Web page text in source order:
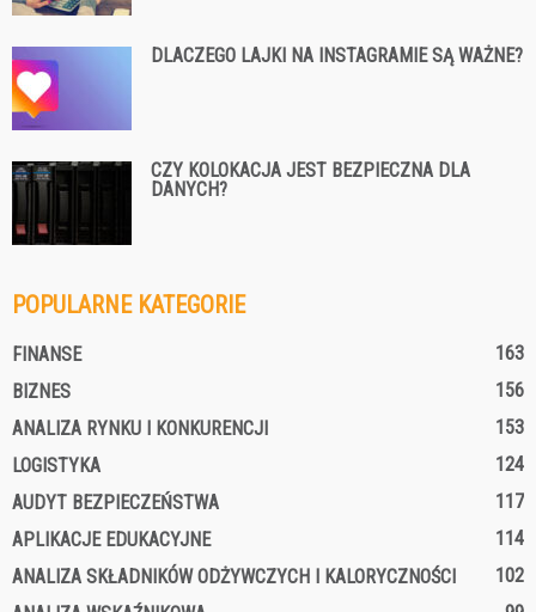
DLACZEGO LAJKI NA INSTAGRAMIE SĄ WAŻNE?
CZY KOLOKACJA JEST BEZPIECZNA DLA
DANYCH?
POPULARNE KATEGORIE
FINANSE
163
BIZNES
156
ANALIZA RYNKU I KONKURENCJI
153
LOGISTYKA
124
AUDYT BEZPIECZEŃSTWA
117
APLIKACJE EDUKACYJNE
114
ANALIZA SKŁADNIKÓW ODŻYWCZYCH I KALORYCZNOŚCI
102